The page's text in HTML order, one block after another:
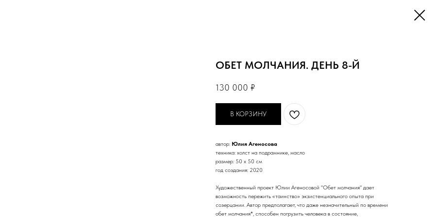
ОБЕТ МОЛЧАНИЯ. ДЕНЬ 8-Й
130 000 ₽
В КОРЗИНУ
автор: Юлия Агеносова
техника: холст на подрамнике, масло
размер: 50 х 50 см
год создания: 2020
Художественный проект Юлии Агеносовой "Обет молчания" дает
возможность пережить «таинство» экзистенциального опыта при
созерцании. Автор предполагает, что даже незначительный по времени
обет молчания*, способен погрузить человека в состояние,